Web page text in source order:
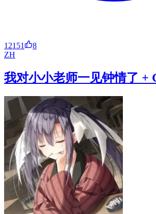
12151
8
ZH
我对小小老师一见钟情了 +